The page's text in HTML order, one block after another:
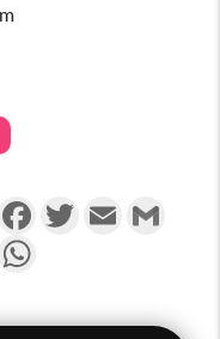
PartagerFacebookTwitterEmail
Messenger